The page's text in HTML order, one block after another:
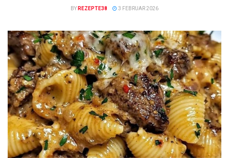
BY REZEPTE38 3 FEBRUAR 2026